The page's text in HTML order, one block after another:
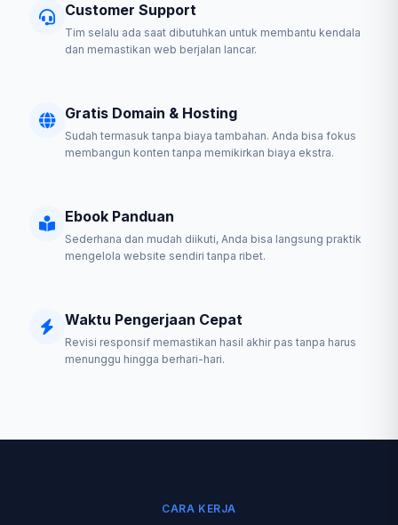
Customer Support
Tim selalu ada saat dibutuhkan untuk membantu kendala
dan memastikan web berjalan lancar.
Gratis Domain & Hosting
Sudah termasuk tanpa biaya tambahan. Anda bisa fokus
membangun konten tanpa memikirkan biaya ekstra.
Ebook Panduan
Sederhana dan mudah diikuti, Anda bisa langsung praktik
mengelola website sendiri tanpa ribet.
Waktu Pengerjaan Cepat
Revisi responsif memastikan hasil akhir pas tanpa harus
menunggu hingga berhari-hari.
CARA KERJA